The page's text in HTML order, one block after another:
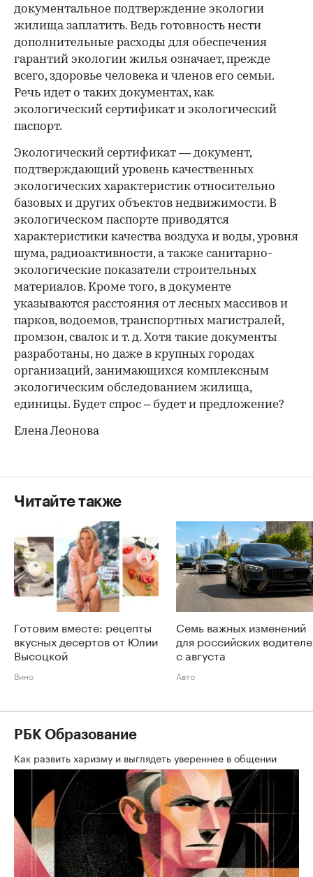
документальное подтверждение экологии
жилища заплатить. Ведь готовность нести
дополнительные расходы для обеспечения
гарантий экологии жилья означает, прежде
всего, здоровье человека и членов его семьи.
Речь идет о таких документах, как
экологический сертификат и экологический
паспорт.
Экологический сертификат — документ,
подтверждающий уровень качественных
экологических характеристик относительно
базовых и других объектов недвижимости. В
экологическом паспорте приводятся
характеристики качества воздуха и воды, уровня
шума, радиоактивности, а также санитарно-
экологические показатели строительных
материалов. Кроме того, в документе
указываются расстояния от лесных массивов и
парков, водоемов, транспортных магистралей,
промзон, свалок и т. д. Хотя такие документы
разработаны, но даже в крупных городах
организаций, занимающихся комплексным
экологическим обследованием жилища,
единицы. Будет спрос – будет и предложение?
Елена Леонова
Читайте также
Готовим вместе: рецепты
вкусных десертов от Юлии
Высоцкой
Вино
Семь важных изменений
для российских
с августа
Авто
РБК Образование
Как развить харизму и выглядеть увереннее в общении